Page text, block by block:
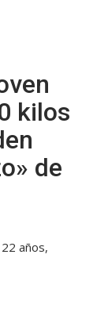
kilos
de
años,